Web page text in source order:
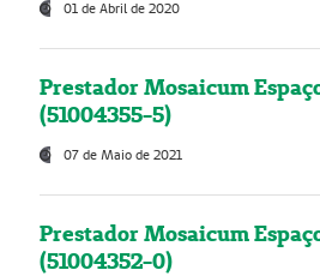
01 de Abril de 2020
Prestador Mosaicum
(51004355-5)
07 de Maio de 2021
Prestador Mosaicum
(51004352-0)